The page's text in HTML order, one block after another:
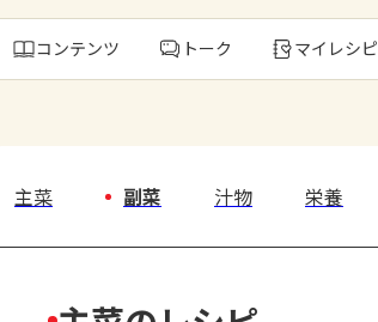
コンテンツ トーク マイレシピ
主菜 副菜 汁物 栄養